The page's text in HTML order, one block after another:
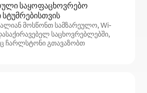
საყოფაცხოვრებო
მოსწონთ სამზარეულო, Wi-
საცხოვრებლებში,
ჩარლსტონი გთავაზობთ